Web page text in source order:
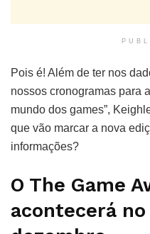
Pois é! Além de ter nos
nossos cronogramas para
mundo dos games”,
que vão marcar a nova
informações?
O The Game
acontecerá